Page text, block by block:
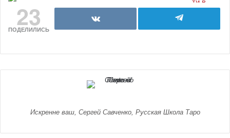
23
ПОДЕЛИЛИСЬ
Искренне ваш, Сергей Савченко, Русская Школа Таро